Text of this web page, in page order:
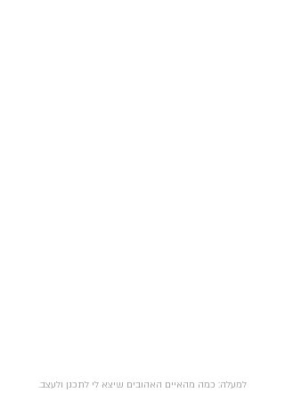
למעלה: כמה מהאיים האהובים שיצא לי לתכנן ולעצב.